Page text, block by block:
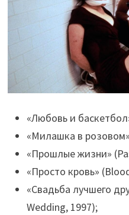
«Любовь и
«Милашка в
«Прошлые жизни»
«Просто кровь»
«Свадьба лучшего
Wedding, 1997);